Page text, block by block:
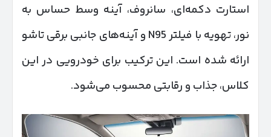
استارت دکمه‌ای، سانروف، آینه وسط حساس به
نور، تهویه با فیلتر N95 و آینه‌های جانبی برقی تاشو
ارائه شده است. این ترکیب برای خودرویی در این
کلاس، جذاب و رقابتی محسوب می‌شود.